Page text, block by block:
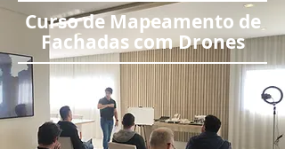
Curso de Mapeamento de
Fachadas com Drones